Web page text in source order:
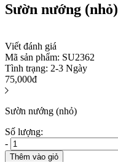
Sườn nướng (nhỏ)
Viết đánh giá
Mã sản phẩm: SU2362
Tình trạng: 2-3 Ngày
75,000đ
Sườn nướng (nhỏ)
Số lượng:
-
Thêm vào giỏ